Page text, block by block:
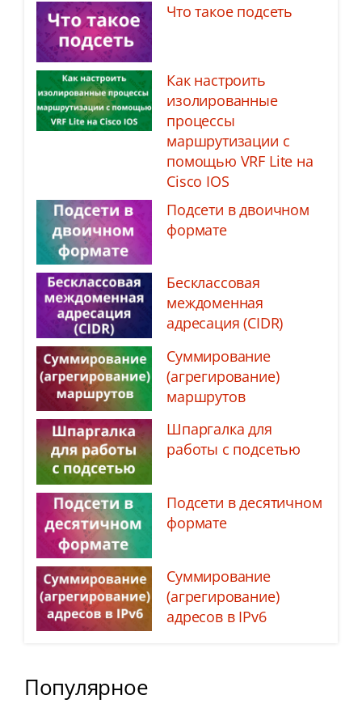
Что такое подсеть
Как настроить
изолированные
процессы
маршрутизации с
помощью VRF Lite на
Cisco IOS
Подсети в двоичном
формате
Бесклассовая
междоменная
адресация (CIDR)
Суммирование
(агрегирование)
маршрутов
Шпаргалка для
работы с подсетью
Подсети в десятичном
формате
Суммирование
(агрегирование)
адресов в IPv6
Популярное